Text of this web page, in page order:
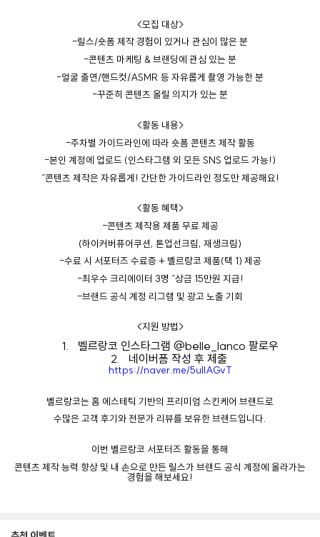
<모집 대상>
-릴스/숏폼 제작경험이 있거나 관심이 많은 분
-콘텐츠 마케팅 & 브랜딩에 관심 있는 분
-얼굴 출연/핸드컷/ASMR 등 자유롭게 촬영 가능한분
-꾸준히 콘텐츠 올릴 의지가 있는 분
<활동 내용>
-주차별 가이드라인에 따라 숏폼 콘텐츠 제작 활동
-본인 계정에 업로드 (인스타그램 외 모든 SNS 업로드 가능!)
“콘텐츠 제작은 자유롭게 ! 간단한 가이드라인 정도만 제공해요 !
<활동 혜택>
-콘텐츠 제작용 제품 무료 제공
(하이커버퓨어쿠션, 톤업선크림, 재생크림)
-수료 시 서포터즈 수료증 + 벨르랑코 제품(택 1) 제공
-최우수 크리에이터 3명 “상금 15만원 지급!
-브랜드 공식 계정 리그램 및 광고 노출 기회
<지원 방법>
1. 벨르랑코 인스타그램 @belle_lanco 팔로우
2.
네이버폼 작성 후 제출
https://naver.me/5ullAGvT
벨르랑코는 홈 에스테틱 기반의 프리미엄 스킨케어 브랜드로
수많은 고객 후기와전문가 리뷰를 보유한브랜드입니다.
이번 벨르랑코 서포터즈 활동을 통해
콘텐츠 제작능력 향상 및 내 손으로 만든 릴스가 브랜드 공식 계정에 올라가는
경험을 해보세요 !